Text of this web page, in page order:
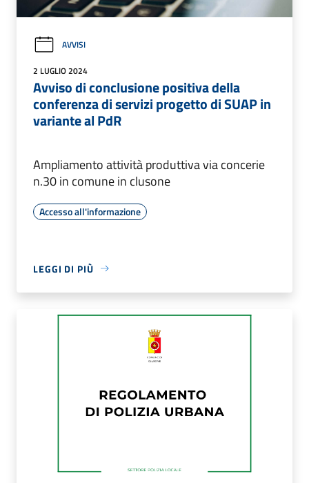
AVVISI
2 LUGLIO 2024
Avviso di conclusione positiva della
conferenza di servizi progetto di SUAP in
variante al PdR
Ampliamento attività produttiva via concerie
n.30 in comune in clusone
Accesso all'informazione
LEGGI DI PIÙ